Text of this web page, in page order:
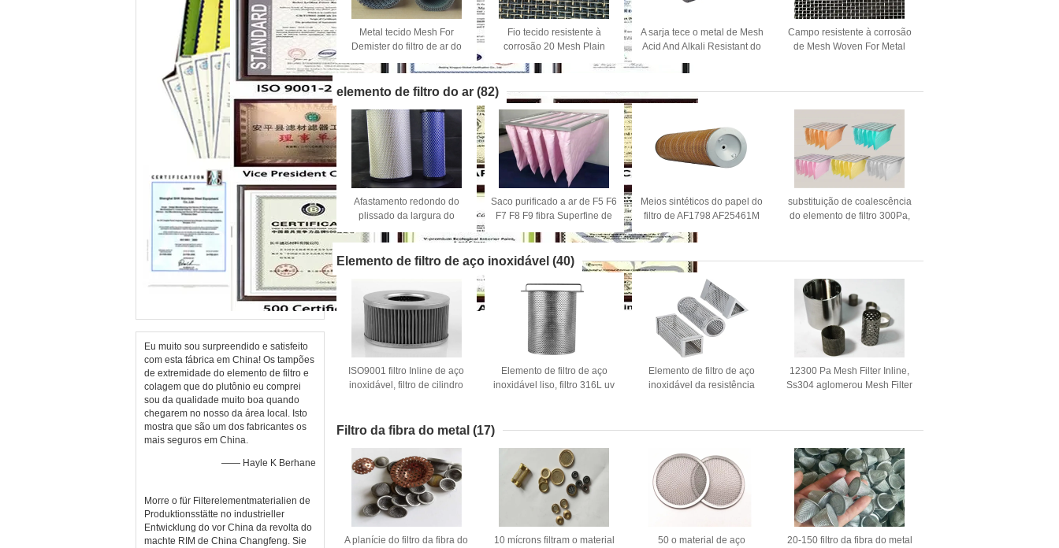
Eu muito sou surpreendido e satisfeito
com esta fábrica em China! Os tampões
de extremidade do elemento de filtro e
colagem que do plutônio eu comprei
sou da qualidade muito boa quando
chegarem no nosso da área local. Isto
mostra que são um dos fabricantes os
mais seguros em China.
—— Hayle K Berhane
Morre o für Filterelementmaterialien de
Produktionsstätte no industrieller
Entwicklung do vor China da revolta do
machte RIM de China Changfeng. Sie
Metal tecido Mesh For
Demister do filtro de ar do
líquido do gás
Fio tecido resistente à
corrosão 20 Mesh Plain
Weave Stainless Steel de
L30m
A sarja tece o metal de Mesh
Acid And Alkali Resistant do
filtro de ar de 3.0mm
Campo resistente à corrosão
de Mesh Woven For Metal
elemento de filtro do ar (82)
Afastamento redondo do
plissado da largura do
elemento de filtro 88mm-
2000mm do ar do motor
Saco purificado a ar de F5 F6
F7 F8 F9 fibra Superfine de
uma porosidade de 0,3
mícrons
Meios sintéticos do papel do
filtro de AF1798 AF25461M
Air Compressor Intake
substituição de coalescência
do elemento de filtro 300Pa,
Elemento de filtro de aço inoxidável (40)
ISO9001 filtro Inline de aço
inoxidável, filtro de cilindro
Elemento de filtro de aço
inoxidável liso, filtro 316L uv
Elemento de filtro de aço
inoxidável da resistência
12300 Pa Mesh Filter Inline,
Ss304 aglomerou Mesh Filter
Filtro da fibra do metal (17)
A planície do filtro da fibra do
10 mícrons filtram o material
50 o material de aço
20-150 filtro da fibra do metal